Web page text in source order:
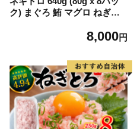
ク) まぐろ 鮪 マグロ ねぎと
マグロのたたき TY0658,000円